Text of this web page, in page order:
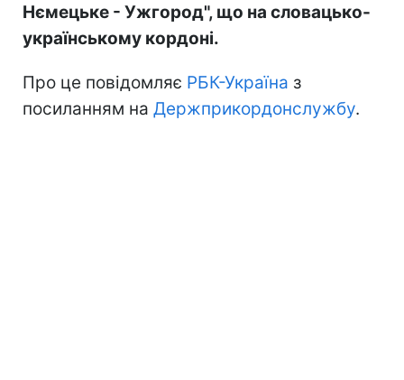
Нємецьке - Ужгород", що на словацько-
українському кордоні.
Про це повідомляє РБК-Україна з
посиланням на Держприкордонслужбу.